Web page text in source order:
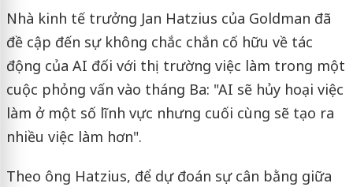
Nhà kinh tế trưởng Jan Hatzius của Goldman đã
đề cập đến sự không chắc chắn cố hữu về tác
động của AI đối với thị trường việc làm trong một
cuộc phỏng vấn vào tháng Ba: "AI sẽ hủy hoại việc
làm ở một số lĩnh vực nhưng cuối cùng sẽ tạo ra
nhiều việc làm hơn".
Theo ông Hatzius, để dự đoán sự cân bằng giữa